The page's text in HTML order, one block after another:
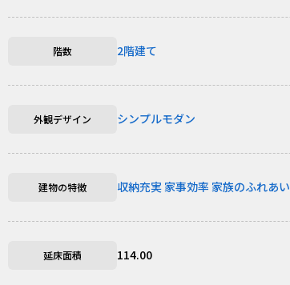
階数 2階建て
外観デザイン シンプルモダン
建物の特徴 収納充実家事効率 家族のふれあい
延床面積 114.00